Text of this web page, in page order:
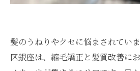
髪のうねりやクセに悩まされてい
区銀座は、縮毛矯正と髪質改善に